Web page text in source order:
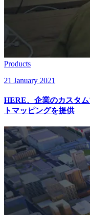
Products
21 January 2021
HERE、企業のカスタ
トマッピングを提供